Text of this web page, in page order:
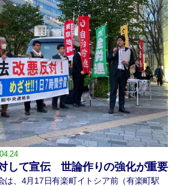
して宣伝 世論作りの強化が重要
、4月17日有楽町イトシア前（有楽町駅